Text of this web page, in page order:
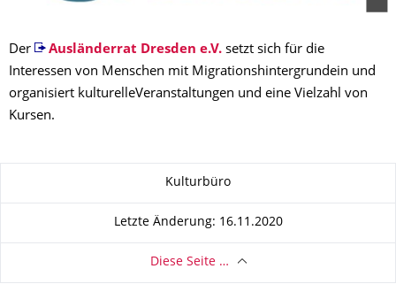
Der Ausländerrat Dresden e.V. setzt sich für die
Interessen von Menschen mit Migra­tions­hintergrundein und
organisiert kultu­rel­leVeranstaltungen und eine Vielzahl von
Kursen.
Kulturbüro
Letzte Änderung: 16.11.2020
Diese Seite …